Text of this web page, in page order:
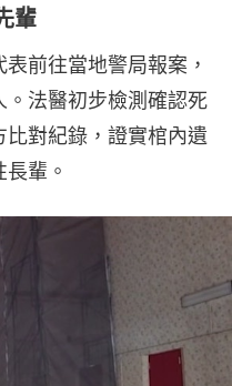
輩
前往當地警局報案，
法醫初步檢測確認死
對紀錄，證實棺內遺
輩。